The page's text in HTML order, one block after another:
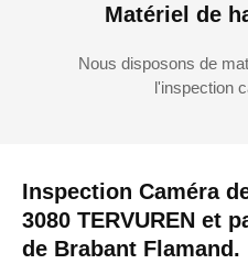
Inspection Caméra
3080 TERVUREN et
de Brabant Flamand.
Matériel de
Nous disposons de
l'inspection